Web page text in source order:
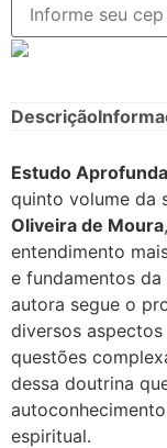
Descrição
Estudo
quinto volume da
Oliveira de Moura
entendimento
e fundamentos
autora segue o
diversos
questões
dessa doutrina
espiritual.